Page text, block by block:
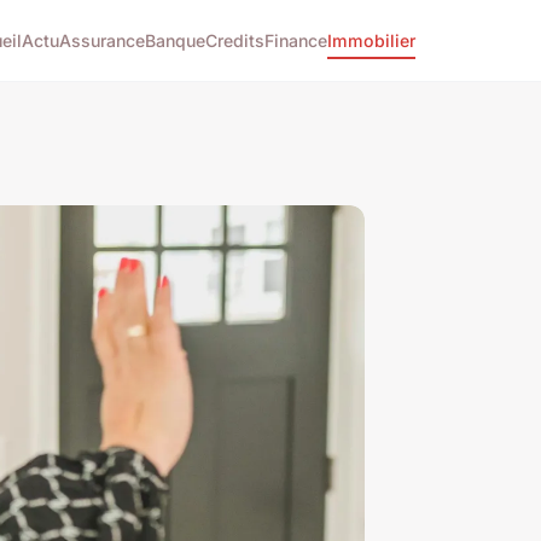
ActuAssuranceBanqueCreditsFinanceImmobilier